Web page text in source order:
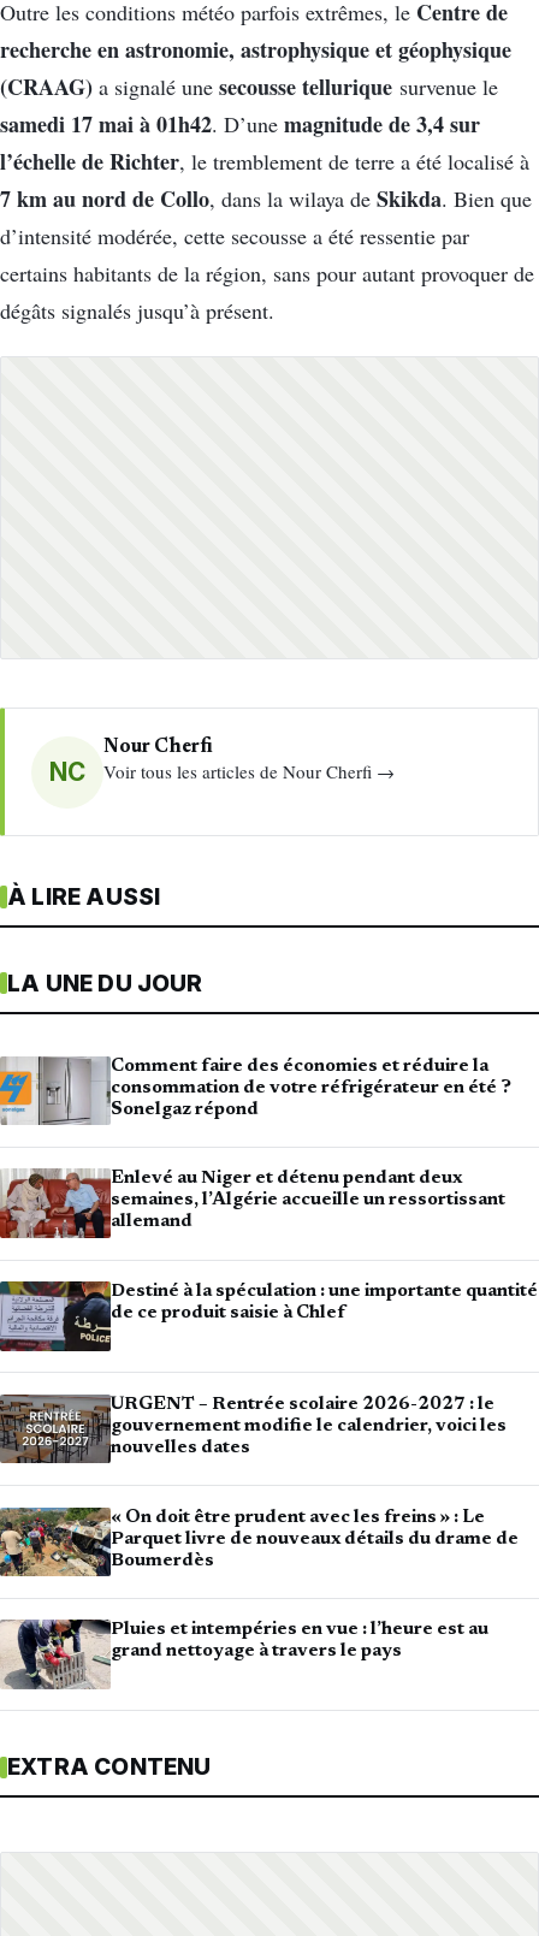
Outre les conditions météo parfois extrêmes, le Centre de
recherche en astronomie, astrophysique et géophysique
(CRAAG) a signalé une secousse tellurique survenue le
samedi 17 mai à 01h42. D’une magnitude de 3,4 sur
l’échelle de Richter, le tremblement de terre a été localisé à
7 km au nord de Collo, dans la wilaya de Skikda. Bien que
d’intensité modérée, cette secousse a été ressentie par
certains habitants de la région, sans pour autant provoquer de
dégâts signalés jusqu’à présent.
NC
Nour Cherfi
Voir tous les articles de Nour Cherfi →
À LIRE AUSSI
LA UNE DU JOUR
Comment faire des économies et réduire la
consommation de votre réfrigérateur en été ?
Sonelgaz répond
Enlevé au Niger et détenu pendant deux
semaines, l’Algérie accueille un ressortissant
allemand
Destiné à la spéculation : une importante quantité
de ce produit saisie à Chlef
URGENT – Rentrée scolaire 2026-2027 : le
gouvernement modifie le calendrier, voici les
nouvelles dates
« On doit être prudent avec les freins » : Le
Parquet livre de nouveaux détails du drame de
Boumerdès
Pluies et intempéries en vue : l’heure est au
grand nettoyage à travers le pays
EXTRA CONTENU